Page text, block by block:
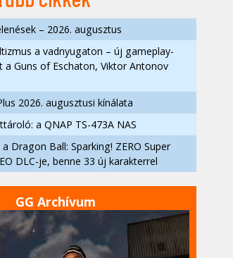
– 2026. augusztus
a vadnyugaton – új gameplay-
Guns of Eschaton, Viktor Antonov
2026. augusztusi kínálata
a QNAP TS-473A NAS
Dragon Ball: Sparking! ZERO Super
DLC-je, benne 33 új karakterrel
GG Archívum